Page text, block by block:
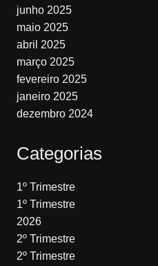
junho 2025
maio 2025
abril 2025
março 2025
fevereiro 2025
janeiro 2025
dezembro 2024
Categorias
1º Trimestre
1º Trimestre
2026
2º Trimestre
2º Trimestre